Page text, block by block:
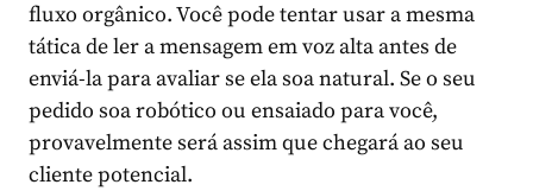
fluxo orgânico. Você pode tentar usar a mesma
tática de ler a mensagem em voz alta antes de
enviá-la para avaliar se ela soa natural. Se o seu
pedido soa robótico ou ensaiado para você,
provavelmente será assim que chegará ao seu
cliente potencial.